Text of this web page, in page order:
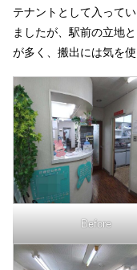
テナントとして入って
ましたが、駅前の立地
が多く、搬出には気を使
Before